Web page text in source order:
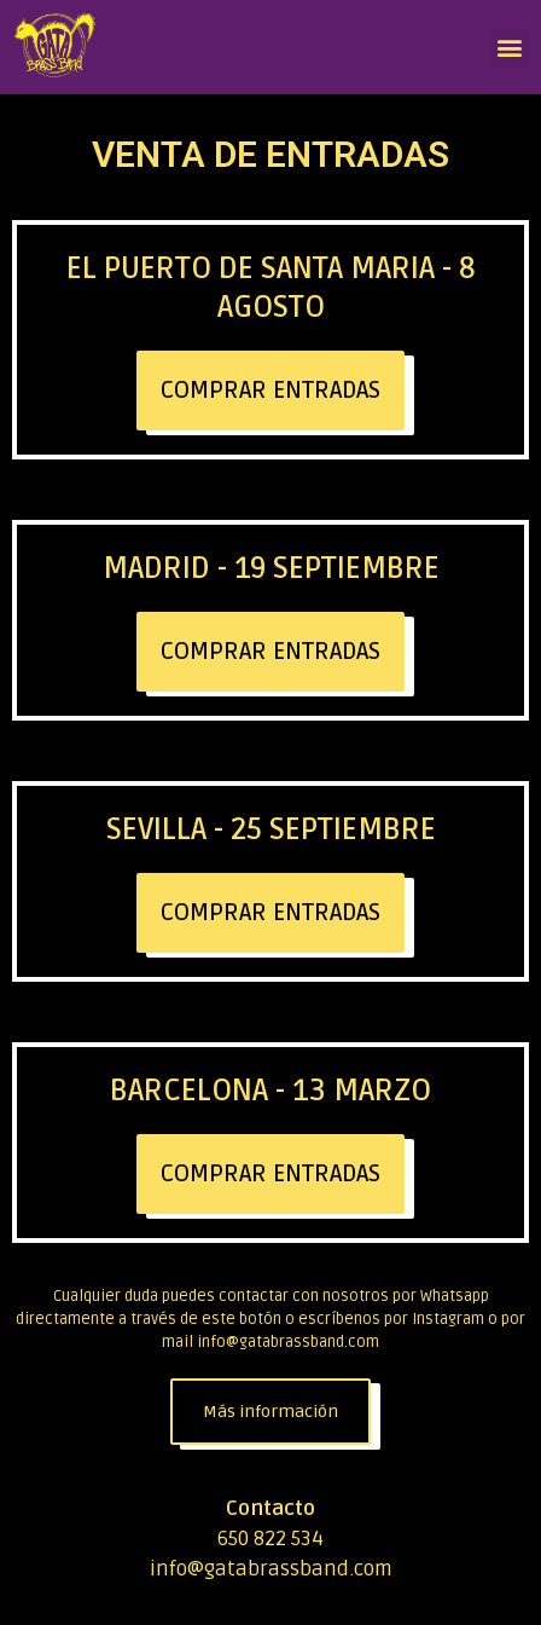
VENTA DE ENTRADAS
EL PUERTO DE SANTA MARIA - 8
AGOSTO
COMPRAR ENTRADAS
MADRID - 19 SEPTIEMBRE
COMPRAR ENTRADAS
SEVILLA - 25 SEPTIEMBRE
COMPRAR ENTRADAS
BARCELONA - 13 MARZO
COMPRAR ENTRADAS
Cualquier duda puedes contactar con nosotros por Whatsapp
directamente a través de este botón o escríbenos por Instagram o por
mail info@gatabrassband.com
Más información
Contacto
650 822 534
info@gatabrassband.com